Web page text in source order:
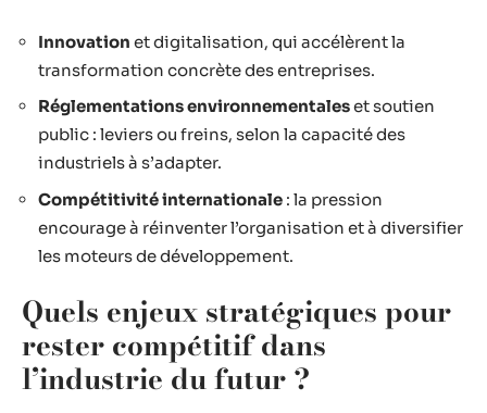
Innovation et digitalisation, qui accélèrent la
transformation concrète des entreprises.
Réglementations environnementaleset soutien
public : leviers ou freins, selon la capacité des
industriels à s’adapter.
Compétitivité internationale : la pression
encourage à réinventer l’organisation et à diversifier
les moteurs de développement.
Quels enjeux stratégiques pour
rester compétitif dans
l’industrie du futur ?